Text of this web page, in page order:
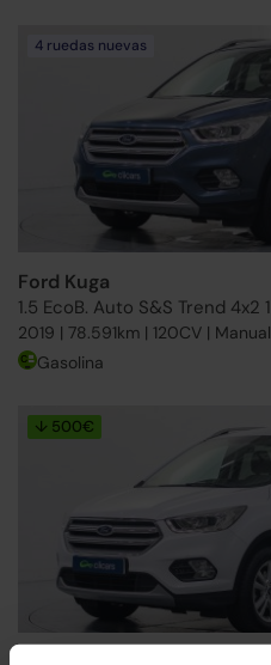
4 ruedas nuevas
Ford Kuga
1.5 EcoB. Auto S&S Trend 4x2
2019 | 78.591km | 120CV | Manual
Gasolina
↓ 500€